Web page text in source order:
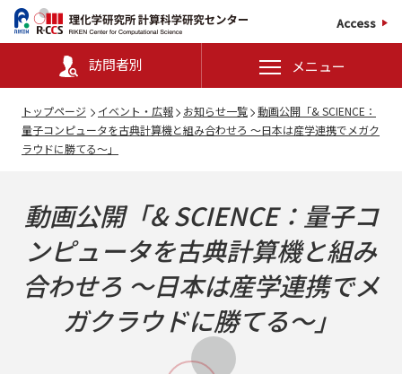
Access
訪問者別 メニュー
トップページ イベント・広報 お知らせ一覧
動画公開「& SCIENCE：
量子コンピュータを古典計算機と組み合わせろ ～日本は産学連携でメガク
ラウドに勝てる～」
動画公開「& SCIENCE：量子コ
ンピュータを古典計算機と組み
合わせろ ～日本は産学連携でメ
ガクラウドに勝てる～」